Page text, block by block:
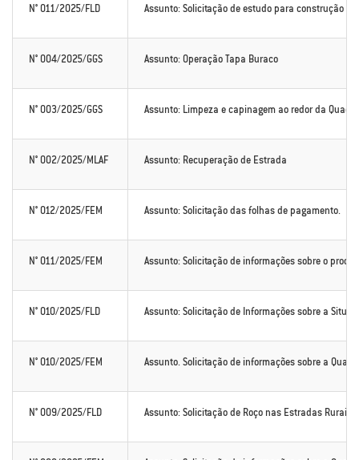
N° 011/2025/FLD Assunto: Solicitação de estudo para construção
N° 004/2025/GGS Assunto: Operação Tapa Buraco
N° 003/2025/GGS Assunto: Limpeza e capinagem ao redor da
N° 002/2025/MLAF Assunto: Recuperação de Estrada
N° 012/2025/FEM Assunto: Solicitação das folhas de pagamento.
N° 011/2025/FEM Assunto: Solicitação de informações sobre o
N° 010/2025/FLD Assunto: Solicitação de Informações sobre a
N° 010/2025/FEM Assunto. Solicitação de informações sobre a
N° 009/2025/FLD Assunto: Solicitação de Roço nas Estradas Rurais